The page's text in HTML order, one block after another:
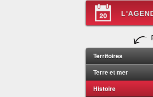
Territoires
Terre et mer
Histoire